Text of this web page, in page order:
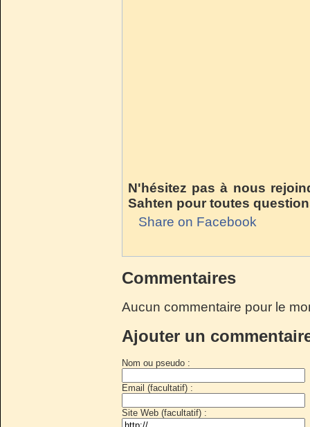
N'hésitez pas à nous
Sahten pour toutes
Share on Facebook
Commentaires
Aucun commentaire pour le
Ajouter un
Nom ou pseudo :
Email (facultatif) :
Site Web (facultatif) :